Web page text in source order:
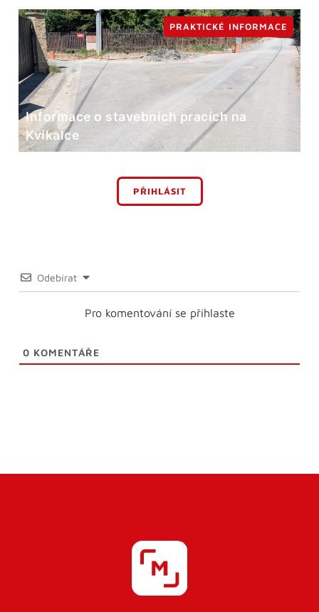
Informace o stavebních pracích na
Kvíkalce
PRAKTICKÉ INFORMACE
PŘIHLÁSIT
Odebírat
Pro komentování se přihlaste
0 KOMENTÁŘE